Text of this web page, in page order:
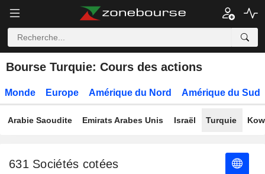
Bourse Turquie: Cours des actions
Monde Europe Amérique du Nord Amérique du Sud
Arabie Saoudite Emirats Arabes Unis Israël Turquie
631 Sociétés cotées